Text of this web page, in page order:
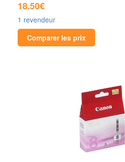
18.50€
1 revendeur
Comparer les prix